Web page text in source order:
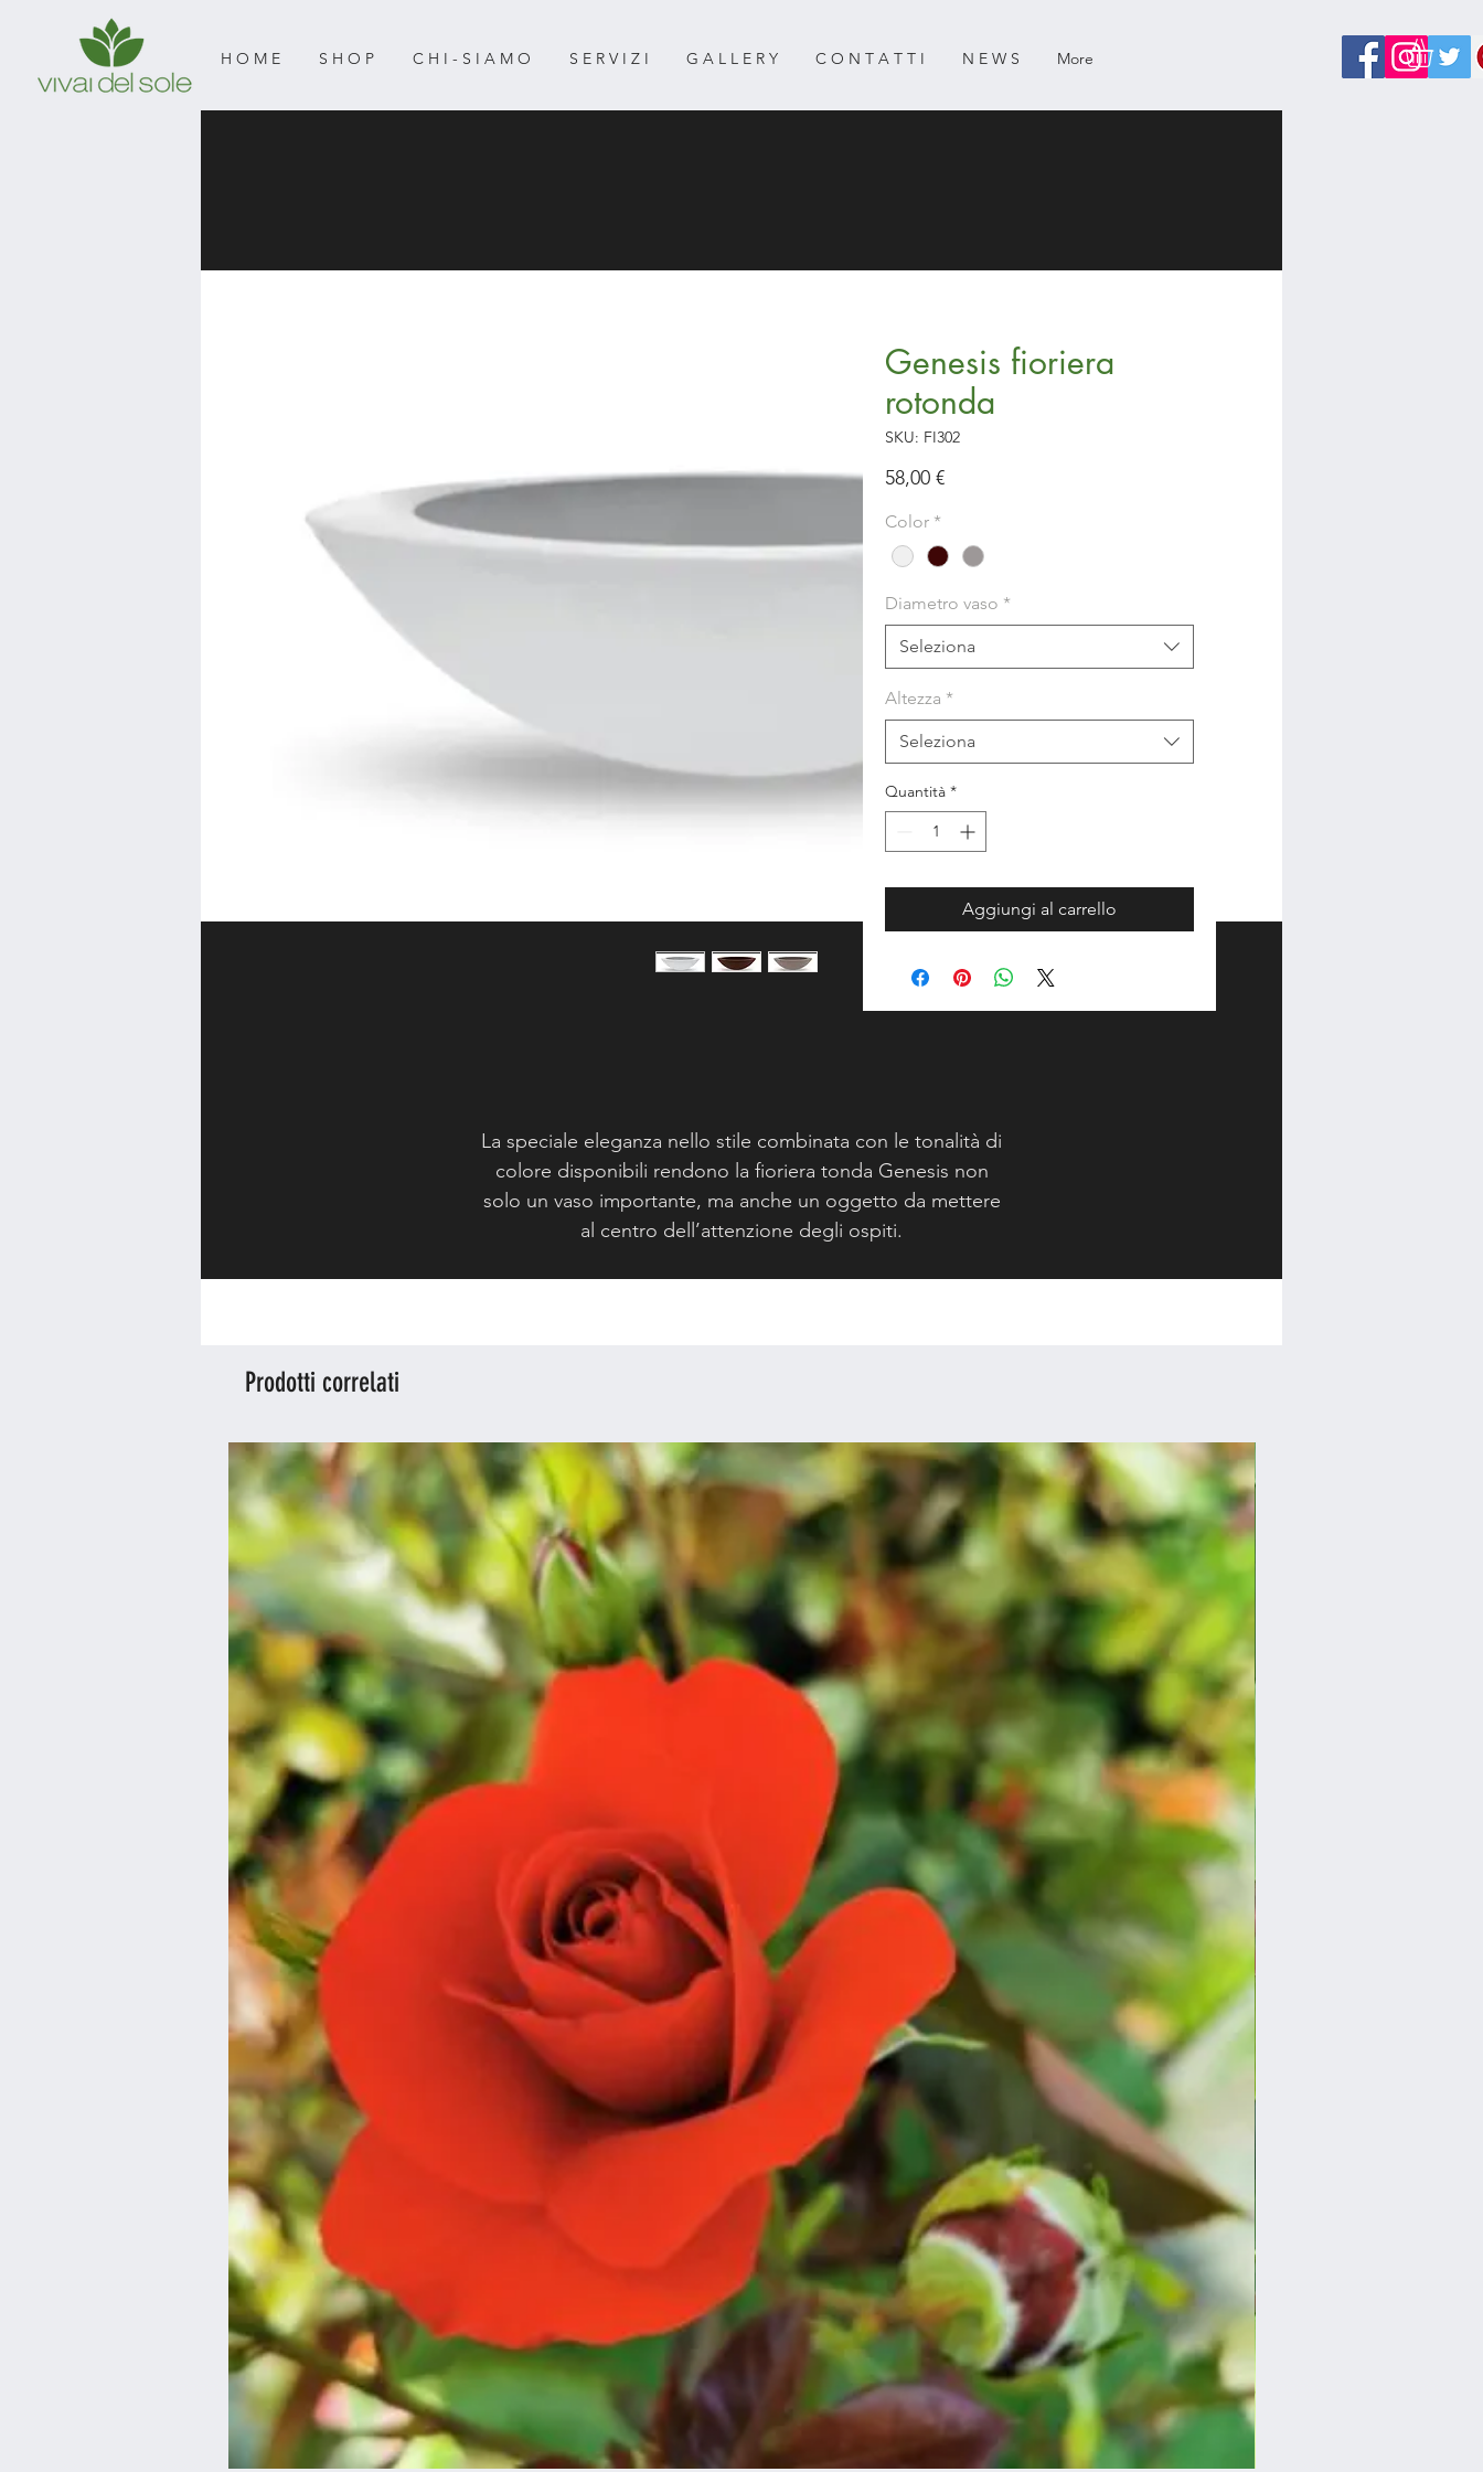
H O M E S H O P C H I - S I A M O S E R V I Z I G A L L E R Y C O N T A T T I N E W S More
Genesis fioriera
rotonda
SKU: FI302
58,00 €Prezzo
Color *
Diametro vaso *
Seleziona
Altezza *
Seleziona
Quantità *
Aggiungi al carrello
La speciale eleganza nello stile combinata con le tonalità di
colore disponibili rendono la fioriera tonda Genesis non
solo un vaso importante, ma anche un oggetto da mettere
al centro dell’attenzione degli ospiti.
Prodotti correlati